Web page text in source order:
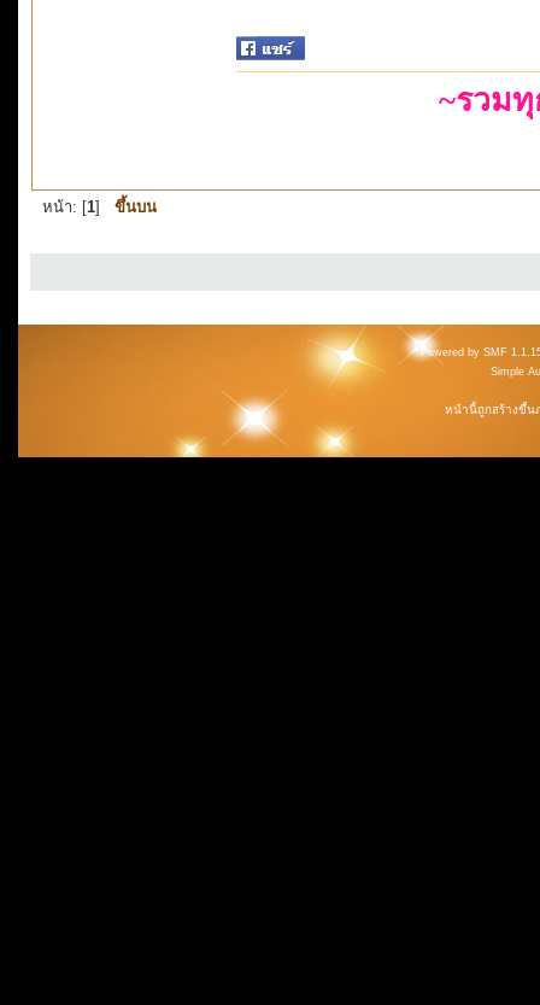
~รวม
หน้า: [1] ขึ้นบน
Powered by SMF
Simple
หน้านี้ถูกสร้างขึ้น